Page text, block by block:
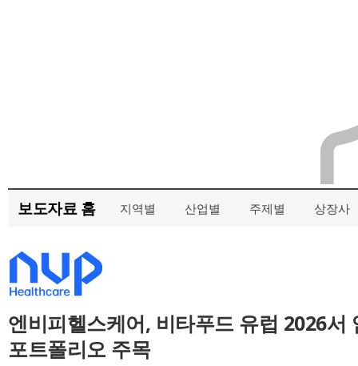
보도자료 홈 지역별 산업별 주제별 상장사
엔비피헬스케어, 비타푸드 유럽 2026서
포트폴리오 주목